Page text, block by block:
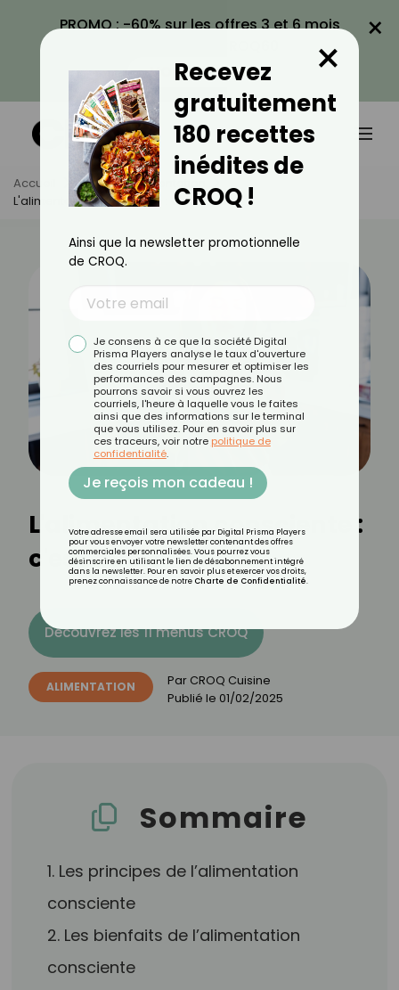
PROMO : -60% sur les offres 3 et 6 mois
VOIR LA PROMO
×
Accueil Actus
Alimentation
L'alimentation Consciente : C'est Quoi ?
L'alimentation consciente :
c'est quoi ?
Découvrez les 11 menus CROQ
ALIMENTATION Par CROQ Cuisine
Publié le 01/02/2025
Sommaire
1. Les principes de l’alimentation
consciente
2. Les bienfaits de l’alimentation
consciente
Recevez
gratuitement
180 recettes
inédites de
CROQ !
×
Ainsi que la newsletter promotionnelle
de CROQ.
Je consens à ce que la société Digital
Prisma Players analyse le taux d'ouverture
des courriels pour mesurer et optimiser les
performances des campagnes. Nous
pourrons savoir si vous ouvrez les
courriels, l'heure à laquelle vous le faites
ainsi que des informations sur le terminal
que vous utilisez. Pour en savoir plus sur
ces traceurs, voir notre politique de
confidentialité.
Je reçois mon cadeau !
Votre adresse email sera utilisée par Digital Prisma Players
pour vous envoyer votre newsletter contenant des offres
commerciales personnalisées. Vous pourrez vous
désinscrire en utilisant le lien de désabonnement intégré
dans la newsletter. Pour en savoir plus et exercer vos droits,
prenez connaissance de notre Charte de Confidentialité.